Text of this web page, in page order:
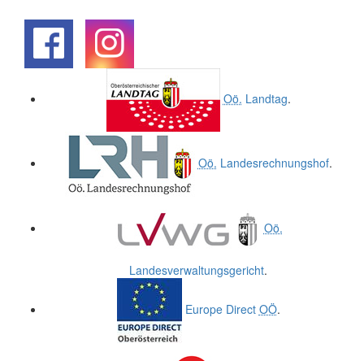
Oö. Landtag.
Oö. Landesrechnungshof.
Oö.
Landesverwaltungsgericht.
Europe Direct OÖ.